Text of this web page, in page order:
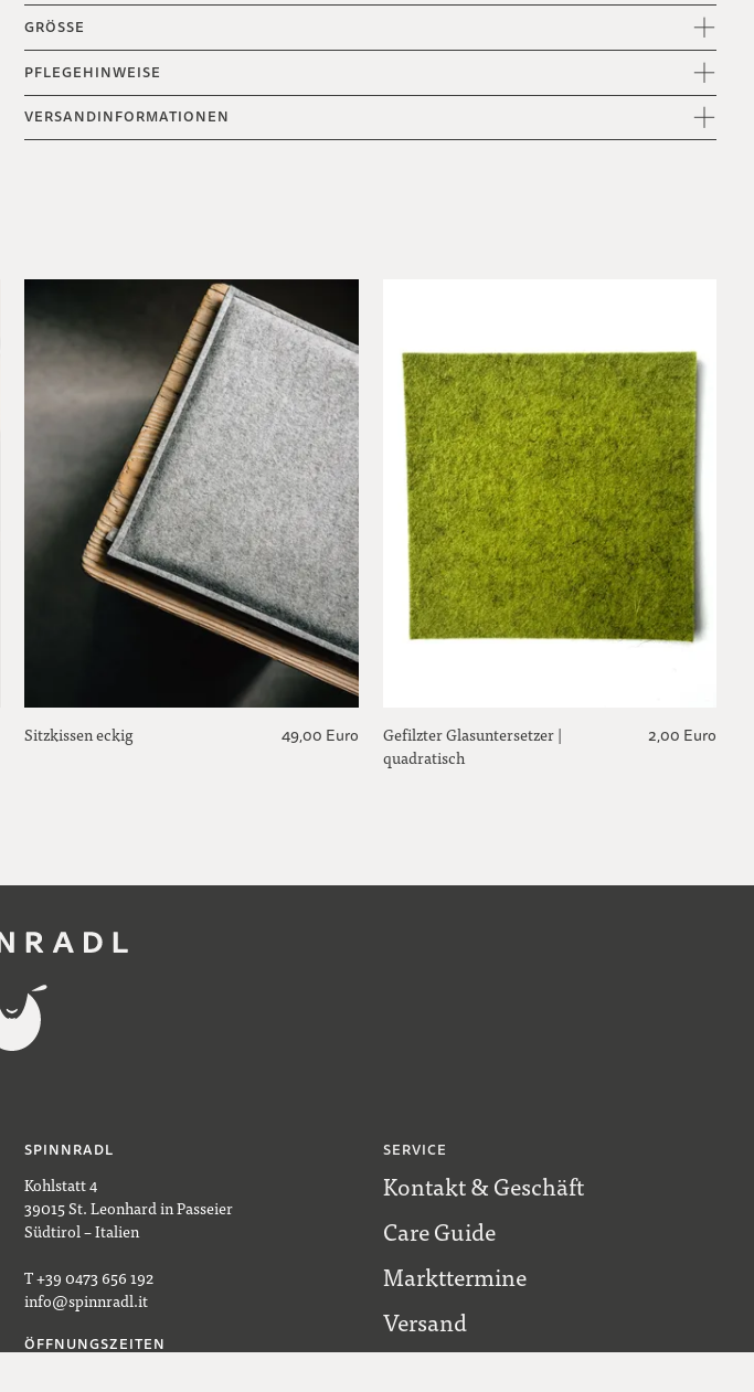
GRÖSSE
PFLEGEHINWEISE
VERSANDINFORMATIONEN
Sitzkissen eckig 49,00 Euro
Gefilzter Glasuntersetzer |
quadratisch
2,00 Euro
SPINNRADL
Kohlstatt 4
39015 St. Leonhard in Passeier
Südtirol – Italien
T +39 0473 656 192
info@spinnradl.it
ÖFFNUNGSZEITEN
SERVICE
Kontakt & Geschäft
Care Guide
Markttermine
Versand